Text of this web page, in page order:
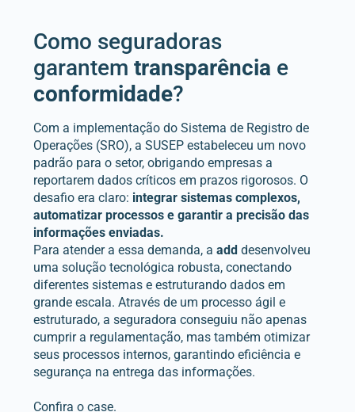
Como seguradoras
garantem transparência e
conformidade?
Com a implementação do Sistema de Registro de
Operações (SRO), a SUSEP estabeleceu um novo
padrão para o setor, obrigando empresas a
reportarem dados críticos em prazos rigorosos. O
desafio era claro: integrar sistemas complexos,
automatizar processos e garantir a precisão das
informações enviadas.
Para atender a essa demanda, a add desenvolveu
uma solução tecnológica robusta, conectando
diferentes sistemas e estruturando dados em
grande escala. Através de um processo ágil e
estruturado, a seguradora conseguiu não apenas
cumprir a regulamentação, mas também otimizar
seus processos internos, garantindo eficiência e
segurança na entrega das informações.
Confira o case.